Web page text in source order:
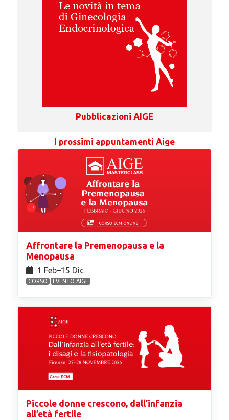
Pubblicazioni AIGE
I prossimi appuntamenti Aige
Affrontare la Premenopausa e la
Menopausa
1 Feb⁠–15 Dic
CORSO EVENTO AIGE
Piccole donne crescono, dall’infanzia
all’età fertile